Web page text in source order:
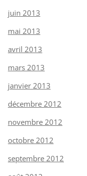
juin 2013
mai 2013
avril 2013
mars 2013
janvier 2013
décembre 2012
novembre 2012
octobre 2012
septembre 2012